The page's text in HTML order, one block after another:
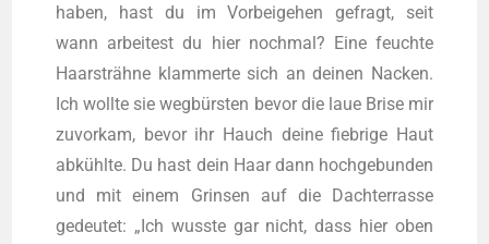
haben, hast du im Vor­bei­ge­hen gefragt, seit
wann arbei­test du hier noch­mal? Eine feuch­te
Haar­sträh­ne klam­mer­te sich an dei­nen Nacken.
Ich woll­te sie weg­bürs­ten bevor die laue Bri­se mir
zuvor­kam, bevor ihr Hauch dei­ne fieb­ri­ge Haut
abkühl­te. Du hast dein Haar dann hoch­ge­bun­den
und mit einem Grin­sen auf die Dach­ter­ras­se
gedeu­tet: „Ich wuss­te gar nicht, dass hier oben